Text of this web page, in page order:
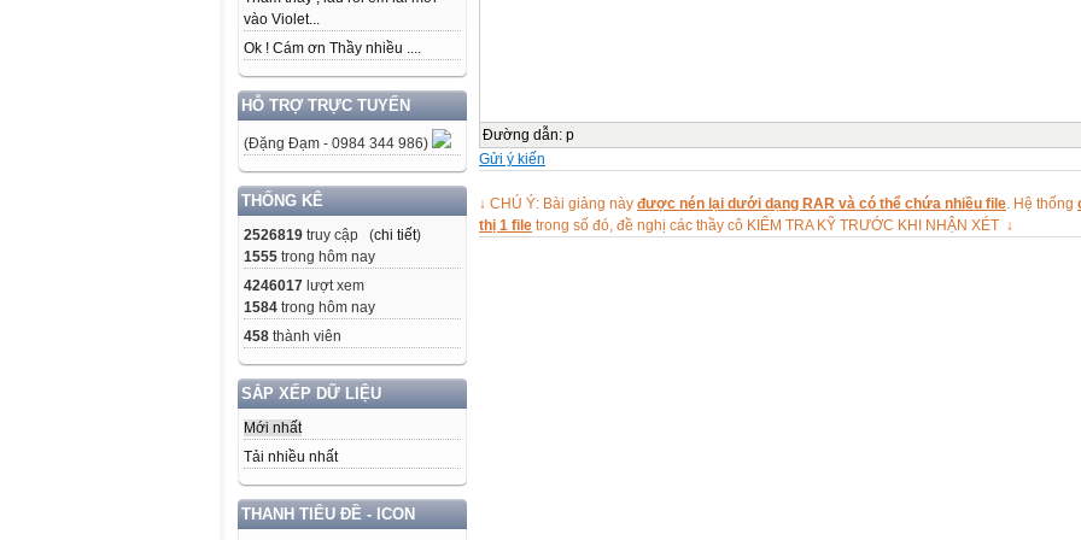
vào Violet...
Ok ! Cám ơn Thầy nhiều ....
HỖ TRỢ TRỰC TUYẾN
(Đặng Đạm - 0984 344 986)
THỐNG KÊ
2526819 truy cập (chi tiết)
1555 trong hôm nay
4246017 lượt xem
1584 trong hôm nay
458 thành viên
SẮP XẾP DỮ LIỆU
Mới nhất
Tải nhiều nhất
THANH TIÊU ĐỀ - ICON
Đường dẫn: p
Gửi ý kiến
↓ CHÚ Ý: Bài giảng này được nén lại dưới dạng RAR và có thể chứa nhiều file . Hệ thống
thị 1 file trong số đó, đề nghị các thầy cô KIỂM TRA KỸ TRƯỚC KHI NHẬN XÉT ↓